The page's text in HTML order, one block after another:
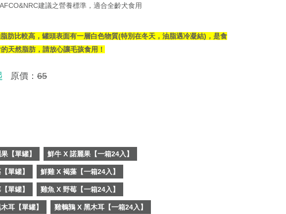
建議之營養標準，適合全齡犬食用
肪比較高，罐頭表面有一層白色物質(特別在冬天，油脂遇冷凝結)，是食
天然脂肪，請放心讓毛孩食用！
原價： 65
【單罐】 鮮牛 X 諾麗果【一箱24入】
單罐】 鮮雞 X 褐藻【一箱24入】
單罐】 雞魚 X 野莓【一箱24入】
耳【單罐】 雞鵪鶉 X 黑木耳【一箱24入】